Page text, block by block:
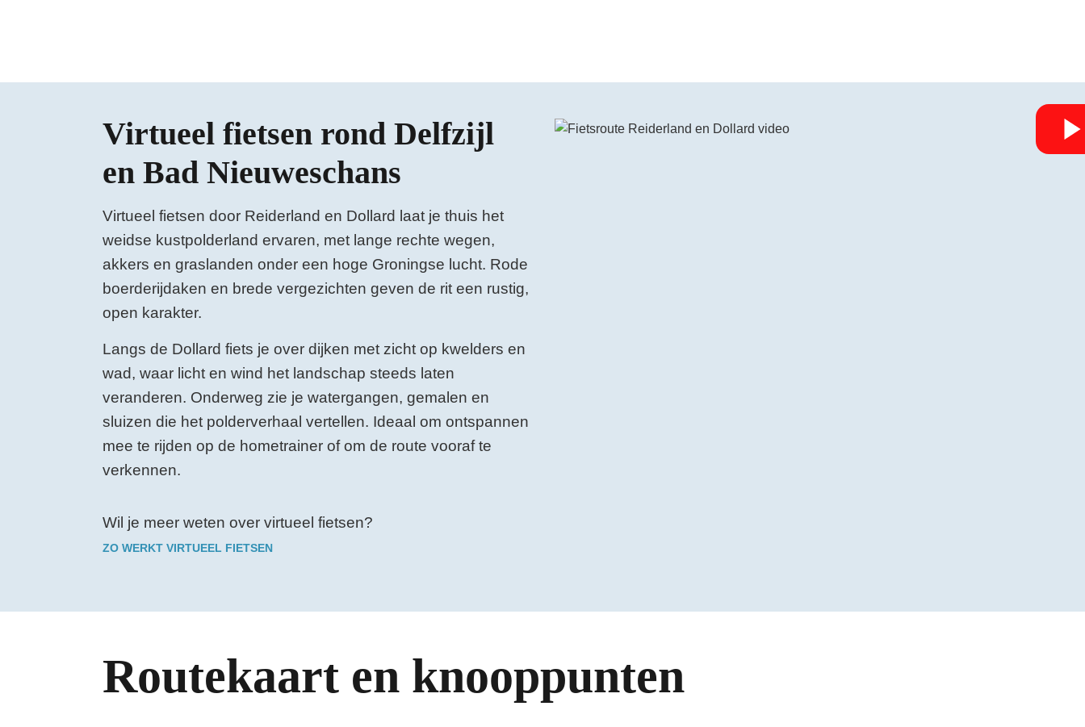
Virtueel fietsen rond Delfzijl
en Bad Nieuweschans
Virtueel fietsen door Reiderland en Dollard laat je thuis het
weidse kustpolderland ervaren, met lange rechte wegen,
akkers en graslanden onder een hoge Groningse lucht. Rode
boerderijdaken en brede vergezichten geven de rit een rustig,
open karakter.
Langs de Dollard fiets je over dijken met zicht op kwelders en
wad, waar licht en wind het landschap steeds laten
veranderen. Onderweg zie je watergangen, gemalen en
sluizen die het polderverhaal vertellen. Ideaal om ontspannen
mee te rijden op de hometrainer of om de route vooraf te
verkennen.
Wil je meer weten over virtueel fietsen?
ZO WERKT VIRTUEEL FIETSEN
Bekijk de video op YouTube
Routekaart en knooppunten